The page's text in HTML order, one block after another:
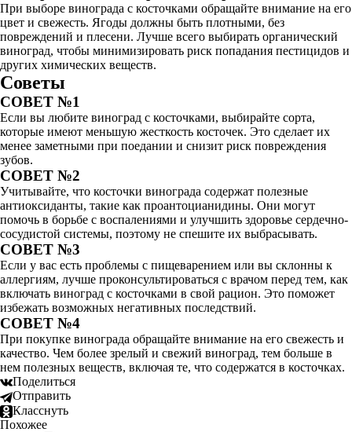
При выборе винограда с косточками обращайте внимание на его
цвет и свежесть. Ягоды должны быть плотными, без
повреждений и плесени. Лучше всего выбирать органический
виноград, чтобы минимизировать риск попадания пестицидов и
других химических веществ.
Советы
СОВЕТ №1
Если вы любите виноград с косточками, выбирайте сорта,
которые имеют меньшую жесткость косточек. Это сделает их
менее заметными при поедании и снизит риск повреждения
зубов.
СОВЕТ №2
Учитывайте, что косточки винограда содержат полезные
антиоксиданты, такие как проантоцианидины. Они могут
помочь в борьбе с воспалениями и улучшить здоровье сердечно-
сосудистой системы, поэтому не спешите их выбрасывать.
СОВЕТ №3
Если у вас есть проблемы с пищеварением или вы склонны к
аллергиям, лучше проконсультироваться с врачом перед тем, как
включать виноград с косточками в свой рацион. Это поможет
избежать возможных негативных последствий.
СОВЕТ №4
При покупке винограда обращайте внимание на его свежесть и
качество. Чем более зрелый и свежий виноград, тем больше в
нем полезных веществ, включая те, что содержатся в косточках.
Поделиться
Отправить
Класснуть
Похожее